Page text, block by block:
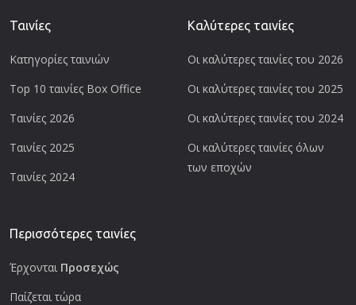
Ταινίες
Κατηγορίες ταινιών
Top 10 ταινίες Box Office
Ταινίες 2026
Ταινίες 2025
Ταινίες 2024
Καλύτερες ταινίες
Οι καλύτερες ταινίες του 2026
Οι καλύτερες ταινίες του 2025
Οι καλύτερες ταινίες του 2024
Οι καλύτερες ταινίες όλων
των εποχών
Περισσότερες ταινίες
Έρχονται Προσεχώς
Παίζεται τώρα